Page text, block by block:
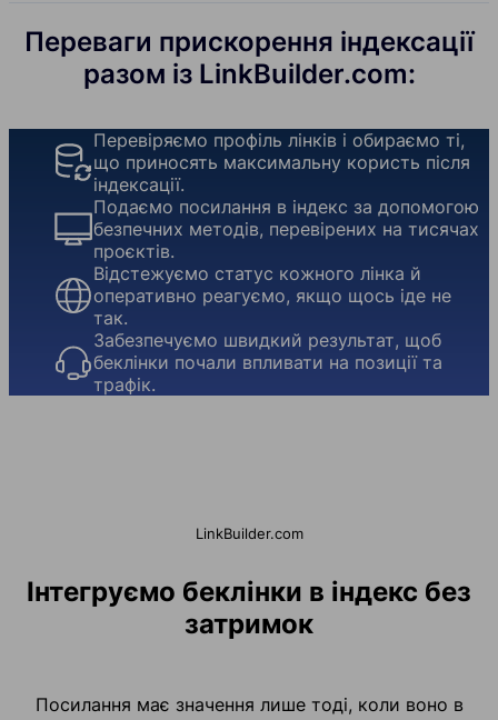
Переваги прискорення індексації
разом із LinkBuilder.com:
Перевіряємо профіль лінків і обираємо ті,
що приносять максимальну користь після
індексації.
Подаємо посилання в індекс за допомогою
безпечних методів, перевірених на тисячах
проєктів.
Відстежуємо статус кожного лінка й
оперативно реагуємо, якщо щось іде не
так.
Забезпечуємо швидкий результат, щоб
беклінки почали впливати на позиції та
трафік.
LinkBuilder.com
Інтегруємо беклінки в індекс без
затримок
Посилання має значення лише тоді, коли воно в